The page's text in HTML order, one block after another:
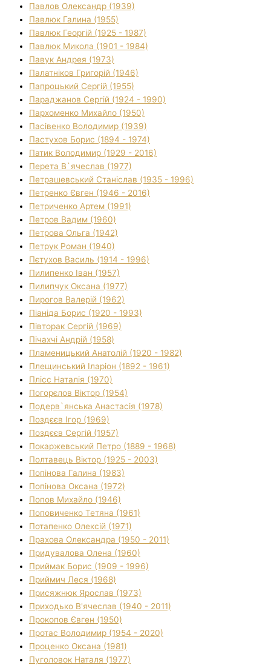
Павлов Олександр (1939)
Павлюк Галина (1955)
Павлюк Георгій (1925 - 1987)
Павлюк Микола (1901 - 1984)
Павук Андрея (1973)
Палатніков Григорій (1946)
Папроцький Сергій (1955)
Параджанов Сергій (1924 - 1990)
Пархоменко Михайло (1950)
Пасівенко Володимир (1939)
Пастухов Борис (1894 - 1974)
Патик Володимир (1929 - 2016)
Перета В`ячеслав (1977)
Петрашевський Станіслав (1935 - 1996)
Петренко Євген (1946 - 2016)
Петриченко Артем (1991)
Петров Вадим (1960)
Петрова Ольга (1942)
Петрук Роман (1940)
Пєтухов Василь (1914 - 1996)
Пилипенко Іван (1957)
Пилипчук Оксана (1977)
Пирогов Валерій (1962)
Піаніда Борис (1920 - 1993)
Півторак Сергій (1969)
Пічахчі Андрій (1958)
Пламеницький Анатолій (1920 - 1982)
Плещинський Іларіон (1892 - 1961)
Плісс Наталія (1970)
Погорєлов Віктор (1954)
Подерв`янська Анастасія (1978)
Поздєєв Ігор (1969)
Поздєєв Сергій (1957)
Покаржевський Петро (1889 - 1968)
Полтавець Віктор (1925 - 2003)
Попінова Галина (1983)
Попінова Оксана (1972)
Попов Михайло (1946)
Поповиченко Тетяна (1961)
Потапенко Олексій (1971)
Прахова Олександра (1950 - 2011)
Придувалова Олена (1960)
Приймак Борис (1909 - 1996)
Приймич Леся (1968)
Присяжнюк Ярослав (1973)
Приходько В'ячеслав (1940 - 2011)
Прокопов Євген (1950)
Протас Володимир (1954 - 2020)
Проценко Оксана (1981)
Пуголовок Наталя (1977)